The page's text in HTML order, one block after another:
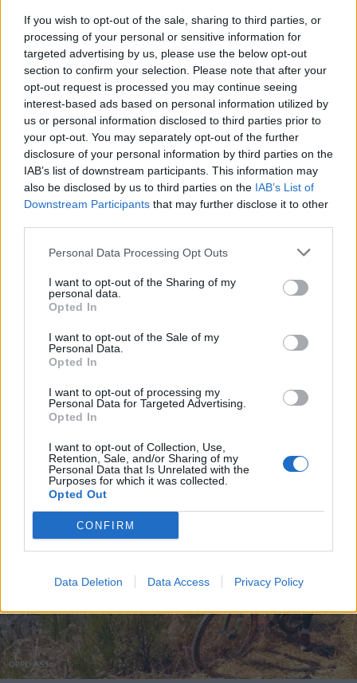
If you wish to opt-out of the sale, sharing to third parties, or
processing of your personal or sensitive information for
targeted advertising by us, please use the below opt-out
section to confirm your selection. Please note that after your
opt-out request is processed you may continue seeing
interest-based ads based on personal information utilized by
us or personal information disclosed to third parties prior to
your opt-out. You may separately opt-out of the further
disclosure of your personal information by third parties on the
IAB’s list of downstream participants. This information may
also be disclosed by us to third parties on the IAB’s List of
Downstream Participants that may further disclose it to other
Personal Data Processing Opt Outs
I want to opt-out of the Sharing of my
personal data.
Opted In
I want to opt-out of the Sale of my
Personal Data.
Opted In
I want to opt-out of processing my
Personal Data for Targeted Advertising.
Opted In
I want to opt-out of Collection, Use,
Retention, Sale, and/or Sharing of my
Personal Data that Is Unrelated with the
Purposes for which it was collected.
Opted Out
CONFIRM
Data Deletion Data Access Privacy Policy
ALTRE NOTIZIE DI ANGERA